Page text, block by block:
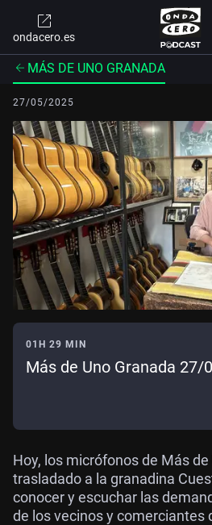
ondacero.es
MÁS DE UNO GRANADA
27/05/2025
01H 29 MIN
Más de Uno Granada 27/
Hoy, los micrófonos de Más
trasladado a la granadina
conocer y escuchar las
de los vecinos y comerciantes